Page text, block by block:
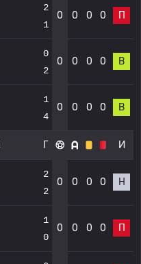
2
1
0 0 0 0 П
0
2
0 0 0 0 В
1
4
0 0 0 0 В
Г И
2
2
0 0 0 0 Н
1
0
0 0 0 0 П